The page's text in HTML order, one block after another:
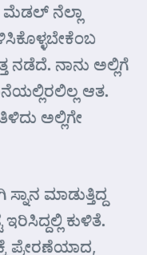
ನೆಲ್ಲಾ
ನಡೆದೆ. ನಾನು ಅಲ್ಲಿಗೆ
ಆತ.
ಅಲ್ಲಿಗೇ
ಮಾಡುತ್ತಿದ್ದ
ಕುಳಿತೆ.
ಪ್ರೇರಣೆಯಾದ,